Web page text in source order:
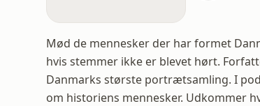
Mød de mennesker der har formet
hvis stemmer ikke er blevet hørt.
Danmarks største portrætsamling. I
om historiens mennesker. Udkommer